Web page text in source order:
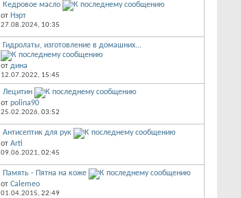
Кедровое масло
от Нэрт
27.08.2024, 10:35
Гидролаты, изготовление в домашних...
от дина
12.07.2022, 15:45
Лецитин
от polina90
25.02.2026, 03:52
Антисептик для рук
от Arti
09.06.2021, 02:45
Память - Пятна на коже
от Calemeo
01.04.2015, 22:49